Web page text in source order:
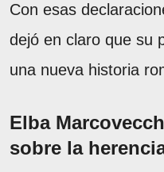
Con esas
dejó en claro que su
una nueva historia
Elba
sobre la